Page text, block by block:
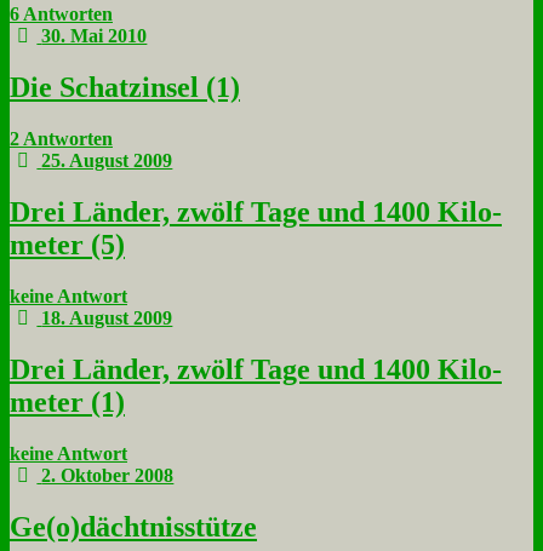
6 Antworten
30. Mai 2010
Die Schatz­in­sel (1)
2 Antworten
25. August 2009
Drei Län­der, zwölf Ta­ge und 1400 Ki­lo­
me­ter (5)
keine Antwort
18. August 2009
Drei Län­der, zwölf Ta­ge und 1400 Ki­lo­
me­ter (1)
keine Antwort
2. Oktober 2008
Ge(o)dächtnisstütze